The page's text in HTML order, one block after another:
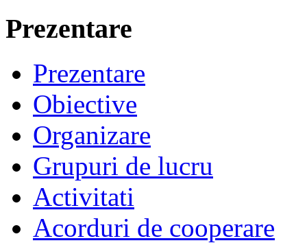
Prezentare
Prezentare
Obiective
Organizare
Grupuri de lucru
Activitati
Acorduri de cooperare